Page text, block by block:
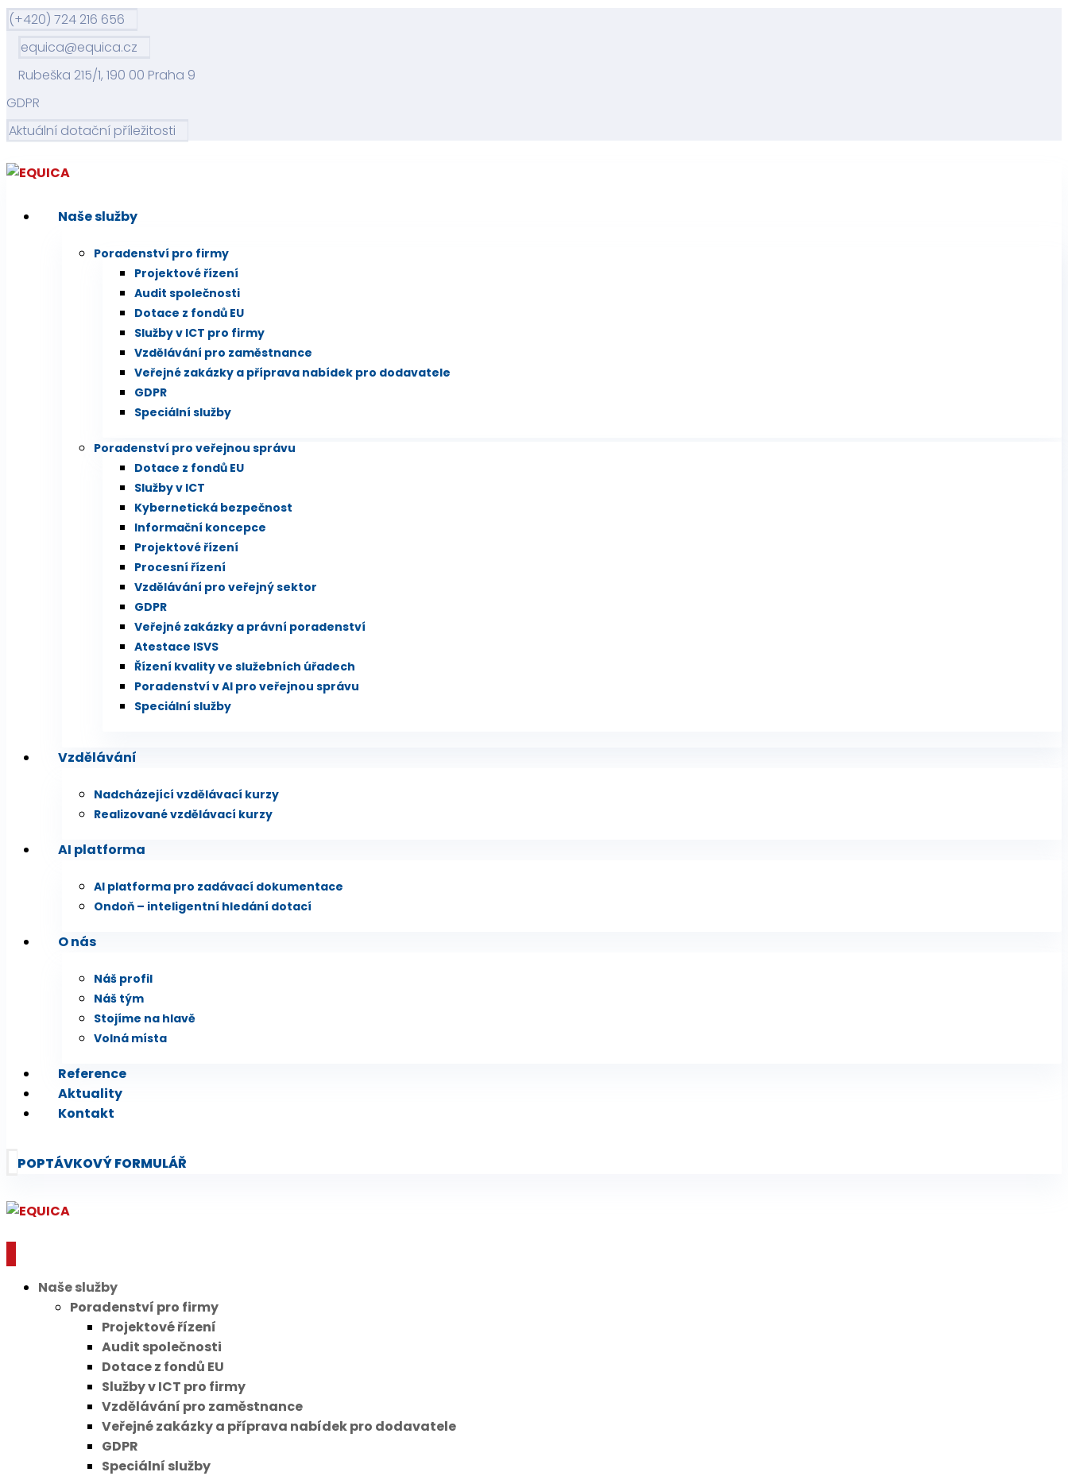
(+420) 724 216 656
equica@equica.cz
Rubeška 215/1, 190 00 Praha 9
GDPR
Aktuální dotační příležitosti
Naše služby
Poradenství pro firmy
Projektové řízení
Audit společnosti
Dotace z fondů EU
Služby v ICT pro firmy
Vzdělávání pro zaměstnance
Veřejné zakázky a příprava nabídek pro dodavatele
GDPR
Speciální služby
Poradenství pro veřejnou správu
Dotace z fondů EU
Služby v ICT
Kybernetická bezpečnost
Informační koncepce
Projektové řízení
Procesní řízení
Vzdělávání pro veřejný sektor
GDPR
Veřejné zakázky a právní poradenství
Atestace ISVS
Řízení kvality ve služebních úřadech
Poradenství v AI pro veřejnou správu
Speciální služby
Vzdělávání
Nadcházející vzdělávací kurzy
Realizované vzdělávací kurzy
AI platforma
AI platforma pro zadávací dokumentace
Ondoň – inteligentní hledání dotací
O nás
Náš profil
Náš tým
Stojíme na hlavě
Volná místa
Reference
Aktuality
Kontakt
POPTÁVKOVÝ FORMULÁŘ
Naše služby
Poradenství pro firmy
Projektové řízení
Audit společnosti
Dotace z fondů EU
Služby v ICT pro firmy
Vzdělávání pro zaměstnance
Veřejné zakázky a příprava nabídek pro dodavatele
GDPR
Speciální služby